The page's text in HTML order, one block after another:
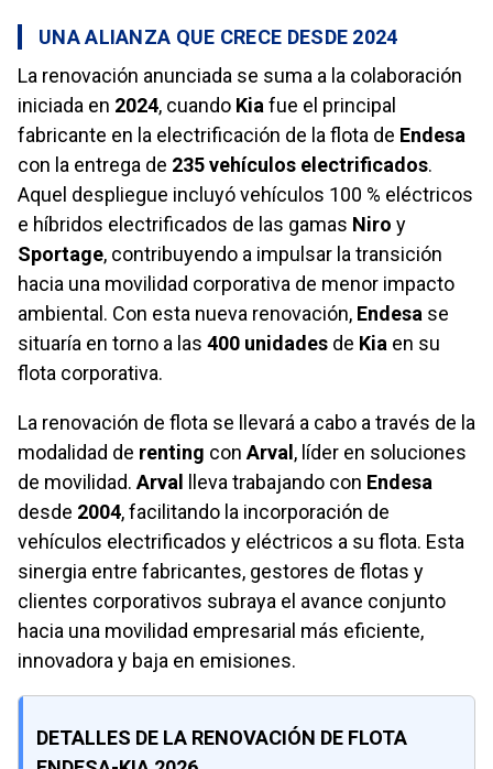
UNA ALIANZA QUE CRECE DESDE 2024
La renovación anunciada se suma a la colaboración
iniciada en 2024, cuando Kia fue el principal
fabricante en la electrificación de la flota de Endesa
con la entrega de 235 vehículos electrificados.
Aquel despliegue incluyó vehículos 100 % eléctricos
e híbridos electrificados de las gamas Niro y
Sportage, contribuyendo a impulsar la transición
hacia una movilidad corporativa de menor impacto
ambiental. Con esta nueva renovación, Endesa se
situaría en torno a las 400 unidades de Kia en su
flota corporativa.
La renovación de flota se llevará a cabo a través de la
modalidad de renting con Arval, líder en soluciones
de movilidad. Arval lleva trabajando con Endesa
desde 2004, facilitando la incorporación de
vehículos electrificados y eléctricos a su flota. Esta
sinergia entre fabricantes, gestores de flotas y
clientes corporativos subraya el avance conjunto
hacia una movilidad empresarial más eficiente,
innovadora y baja en emisiones.
DETALLES DE LA RENOVACIÓN DE FLOTA